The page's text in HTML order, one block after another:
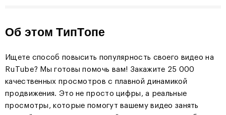
Об этом ТипТопе
Ищете способ повысить популярность своего видео на
RuTube? Мы готовы помочь вам! Закажите 25 000
качественных просмотров с плавной динамикой
продвижения. Это не просто цифры, а реальные
просмотры, которые помогут вашему видео занять